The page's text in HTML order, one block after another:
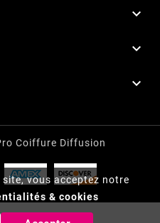
vous acceptez notre
& cookies



Coiffure Diffusion